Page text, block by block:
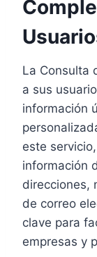
La Consulta
a sus
información
este
información
direcciones,
de correo
clave para
empresas y